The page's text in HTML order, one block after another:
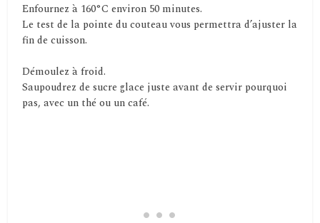
Enfournez à 160°C environ 50 minutes.
Le test de la pointe du couteau vous permettra d’ajuster la
fin de cuisson.
Démoulez à froid.
Saupoudrez de sucre glace juste avant de servir pourquoi
pas, avec un thé ou un café.